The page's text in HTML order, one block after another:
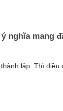
nghĩa mang
lập. Thì điều